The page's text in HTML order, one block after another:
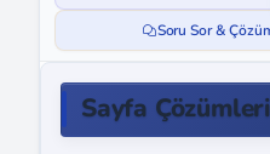
Soru Sor &
Sayfa